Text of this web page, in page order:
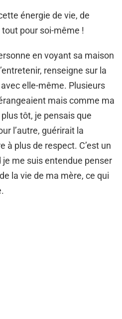
énergie de vie, de
pour soi-même !
en voyant sa maison
renseigne sur la
elle-même. Plusieurs
mais comme ma
tôt, je pensais que
l’autre, guérirait la
à plus de respect. C’est un
je me suis entendue penser
la vie de ma mère, ce qui